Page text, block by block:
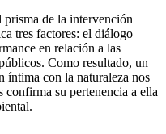
prisma de la intervención
tres factores: el diálogo
en relación a las
Como resultado, un
íntima con la naturaleza nos
confirma su pertenencia a ella